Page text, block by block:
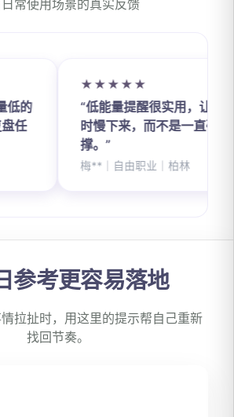
常使用场景的真实反馈
★★★★★
“低能量提醒很实用，让我及
时慢下来，而不是一直硬
撑。”
梅**｜自由职业｜柏林
参考更容易落地
拉扯时，用这里的提示帮自己重新
找回节奏。